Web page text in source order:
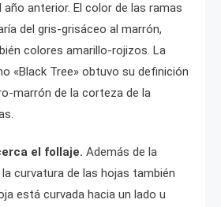
anterior. El color de las ramas
del gris-grisáceo al marrón,
colores amarillo-rojizos. La
«Black Tree» obtuvo su definición
marrón de la corteza de la
el follaje. Además de la
curvatura de las hojas también
está curvada hacia un lado u